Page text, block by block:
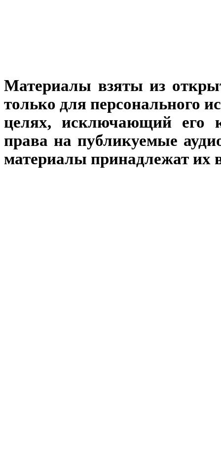
Материалы взяты из
только для персонального
целях, исключающий его
права на публикуемые
материалы принадлежат их